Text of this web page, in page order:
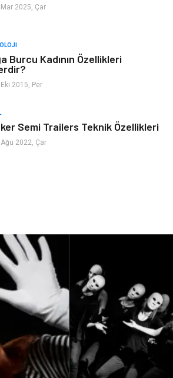
2025, Çar
Burcu Kadının Özellikleri
2015, Per
Semi Trailers Teknik Özellikleri
2022, Çar